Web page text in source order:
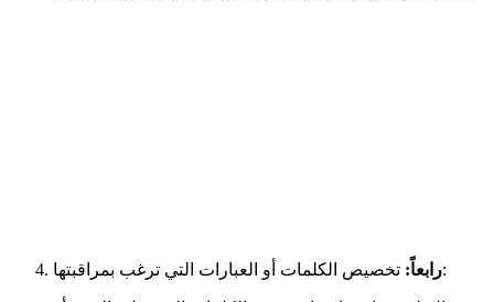
رابعاً:تخصيص الكلمات أو العبارات التي ترغب بمراقبتها: